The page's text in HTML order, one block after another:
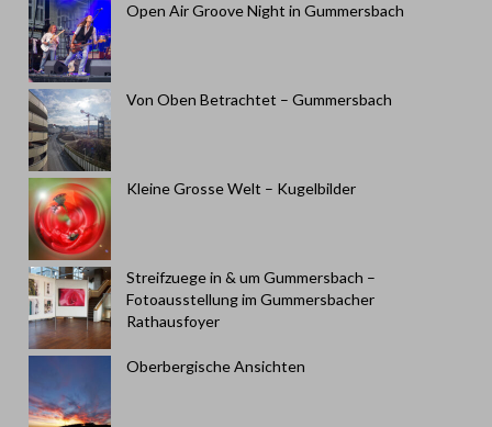
Open Air Groove Night in Gummersbach
Von Oben Betrachtet – Gummersbach
Kleine Grosse Welt – Kugelbilder
Streifzuege in & um Gummersbach –
Fotoausstellung im Gummersbacher
Rathausfoyer
Oberbergische Ansichten